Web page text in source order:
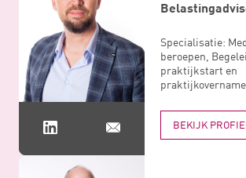
Specialisatie:
beroepen,
praktijkstart en
praktijkovername
BEKIJK